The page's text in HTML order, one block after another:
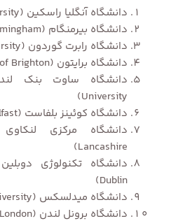
دانشگاه آنگلیا راسکین (Anglia Ruskin University)
دانشگاه بیرمنگام (University of Birmingham)
دانشگاه رابرت گوردون (Robert Gordon University)
دانشگاه برایتون (University of Brighton)
University)
دانشگاه کوئینز بلفاست (Queen’s University Belfast)
Lancashire)
Dublin)
دانشگاه میدلسکس (Middlesex University)
دانشگاه برونل لندن (Brunel University London)